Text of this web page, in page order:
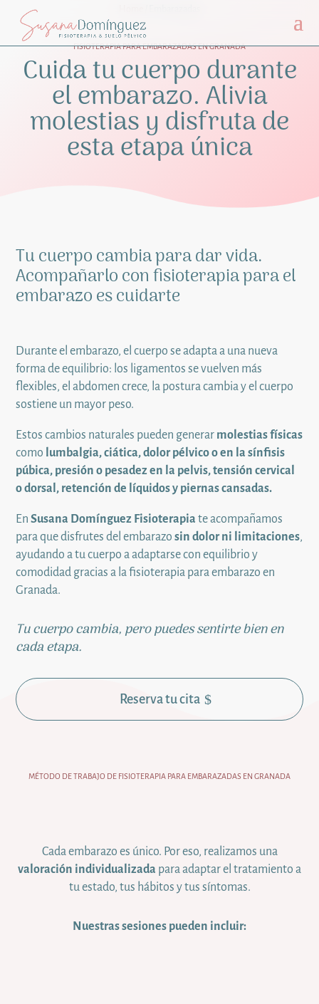
FISIOTERAPIA PARA EMBARAZADAS EN GRANADA
Cuida tu cuerpo durante
el embarazo. Alivia
molestias y disfruta de
esta etapa única
Tu cuerpo cambia para dar vida.
Acompañarlo con fisioterapia para el
embarazo es cuidarte
Durante el embarazo, el cuerpo se adapta a una nueva
forma de equilibrio: los ligamentos se vuelven más
flexibles, el abdomen crece, la postura cambia y el cuerpo
sostiene un mayor peso.
Estos cambios naturales pueden generar molestias físicas
como lumbalgia, ciática, dolor pélvico o en la sínfisis
púbica, presión o pesadez en la pelvis, tensión cervical
o dorsal, retención de líquidos y piernas cansadas.
EnSusana Domínguez Fisioterapia te acompañamos
para que disfrutes del embarazo sin dolor ni limitaciones,
ayudando a tu cuerpo a adaptarse con equilibrio y
comodidad gracias a la fisioterapia para embarazo en
Granada.
Tu cuerpo cambia, pero puedes sentirte bien en
cada etapa.
Reserva tu cita
MÉTODO DE TRABAJO DE FISIOTERAPIA PARA EMBARAZADAS EN GRANADA
Cada embarazo es único. Por eso, realizamos una
valoración individualizada para adaptar el tratamiento a
tu estado, tus hábitos y tus síntomas.
Nuestras sesiones pueden incluir: